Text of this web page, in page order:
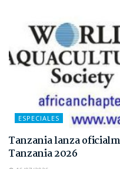
ESPECIALES
Tanzania lanza
Tanzania 2026